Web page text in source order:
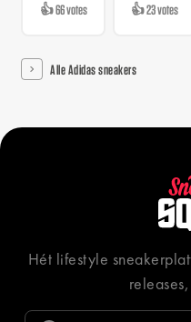
👍 66 votes 👍 23 votes
Alle Adidas sneakers
Hét lifestyle